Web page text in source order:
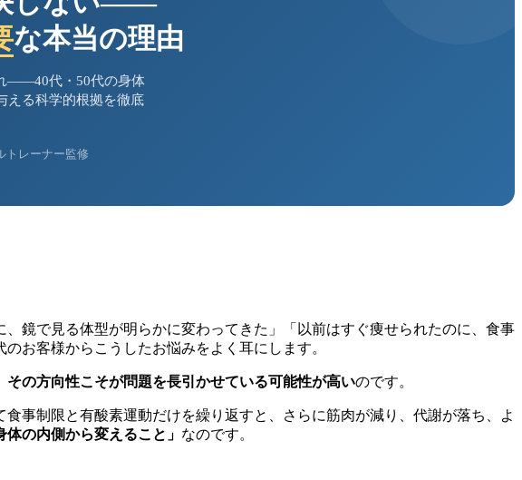
な本当の理由
——40代・50代の身体
える科学的根拠を徹底
トレーナー監修
鏡で見る体型が明らかに変わってきた」「以前はすぐ痩せられたのに、食事
お客様からこうしたお悩みをよく耳にします。
その方向性こそが問題を長引かせている可能性が高いのです。
事制限と有酸素運動だけを繰り返すと、さらに筋肉が減り、代謝が落ち、よ
の内側から変えること」 なのです。